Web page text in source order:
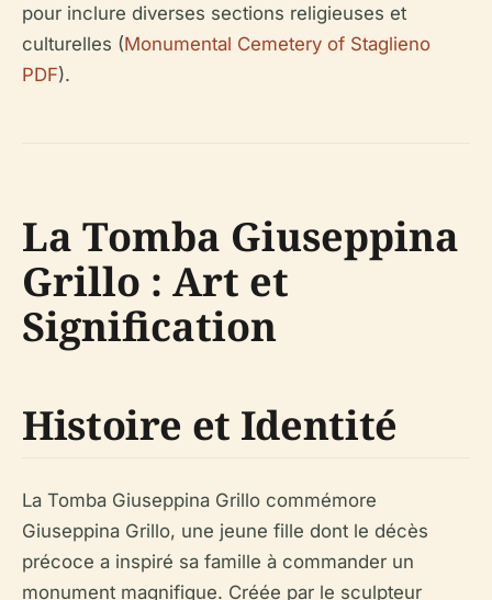
pour inclure diverses sections religieuses et
culturelles (Monumental Cemetery of Staglieno
PDF).
La Tomba Giuseppina
Grillo : Art et
Signification
Histoire et Identité
La Tomba Giuseppina Grillo commémore
Giuseppina Grillo, une jeune fille dont le décès
précoce a inspiré sa famille à commander un
monument magnifique. Créée par le sculpteur